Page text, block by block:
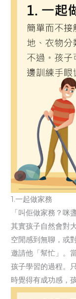
1.一起做家務
「叫佢做家務？咪
其實孩子自然會對
空閒感到無聊，或
邀請他「幫忙」。
孩子學習的過程。
時覺得有成功感，